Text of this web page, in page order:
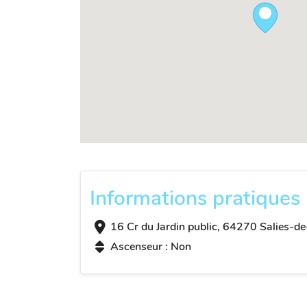
Informations pratiques
16 Cr du Jardin public, 64270 Salies-
Ascenseur : Non